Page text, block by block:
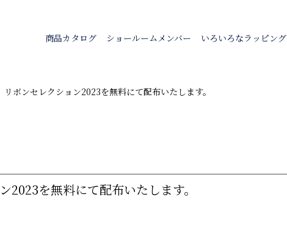
商品カタログ ショールームメンバー いろいろなラッピング
リボンセレクション2023を無料にて配布いたします。
2023を無料にて配布いたします。